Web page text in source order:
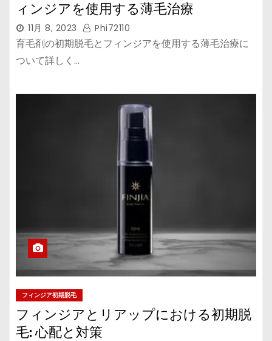
ィンジアを使用する薄毛治療
11月 8, 2023 Phi72110
育毛剤の初期脱毛とフィンジアを使用する薄毛治療に
ついて詳しく…
フィンジア初期脱毛
フィンジアとリアップにおける初期脱
毛: 心配と対策